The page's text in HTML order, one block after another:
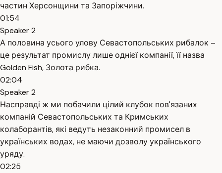
частин Херсонщини та Запоріжчини.
01:54
Speaker 2
А половина усього улову Севастопольських рибалок –
це результат промислу лише однієї компанії, її назва
Golden Fish, Золота рибка.
02:04
Speaker 2
Насправді ж ми побачили цілий клубок пов'язаних
компаній Севастопольських та Кримських
колаборантів, які ведуть незаконний промисел в
українських водах, не маючи дозволу українського
уряду.
02:25